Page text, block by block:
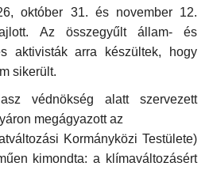
október 31. és november 12.
Az összegyűlt állam- és
aktivisták arra készültek, hogy
sikerült.
alatt szervezett
megágyazott az
Kormányközi Testülete)
kimondta: a klímaváltozásért